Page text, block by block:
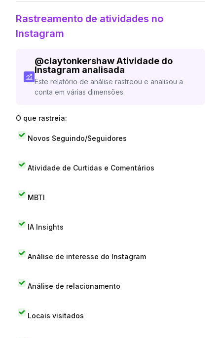
Rastreamento de atividades no
Instagram
@claytonkershaw Atividade do
Instagram analisada
Este relatório de análise rastreou e analisou a
conta em várias dimensões.
O que rastreia:
Novos Seguindo/Seguidores
Atividade de Curtidas e Comentários
MBTI
IA Insights
Análise de interesse do Instagram
Análise de relacionamento
Locais visitados